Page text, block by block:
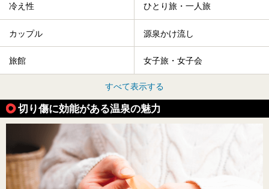
冷え性 ひとり旅・一人旅
カップル 源泉かけ流し
旅館 女子旅・女子会
すべて表示する
切り傷に効能がある温泉の魅力